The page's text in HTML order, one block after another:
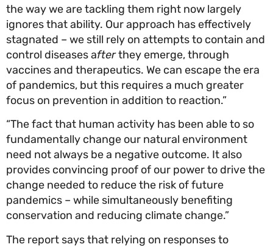
the way we are tackling them right now largely
ignores that ability. Our approach has effectively
stagnated – we still rely on attempts to contain
control diseases afterthey emerge, through
vaccines and therapeutics. We can escape the
of pandemics, but this requires a much greater
focus on prevention in addition to reaction.”
“The fact that human activity has been able to so
fundamentally change our natural environment
need not always be a negative outcome. It also
provides convincing proof of our power to drive
change needed to reduce the risk of future
pandemics – while simultaneously benefiting
conservation and reducing climate change.”
The report says that relying on responses to